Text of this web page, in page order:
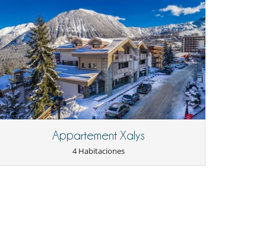
Appartement Xalys
4 Habitaciones